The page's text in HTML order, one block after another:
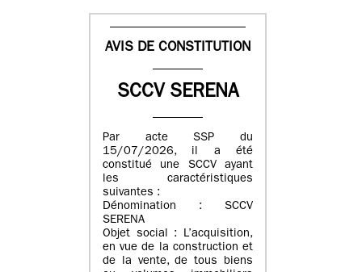
AVIS DE CONSTITUTION
SCCV SERENA
Par acte SSP du
15/07/2026, il a été
constitué une SCCV ayant
les caractéristiques
suivantes :
Dénomination : SCCV
SERENA
Objet social : L’acquisition,
en vue de la construction et
de la vente, de tous biens